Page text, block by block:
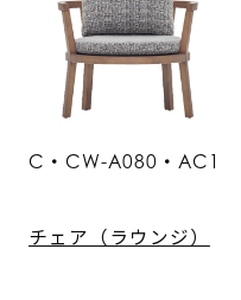
C・CW-A080・AC1
チェア（ラウンジ）